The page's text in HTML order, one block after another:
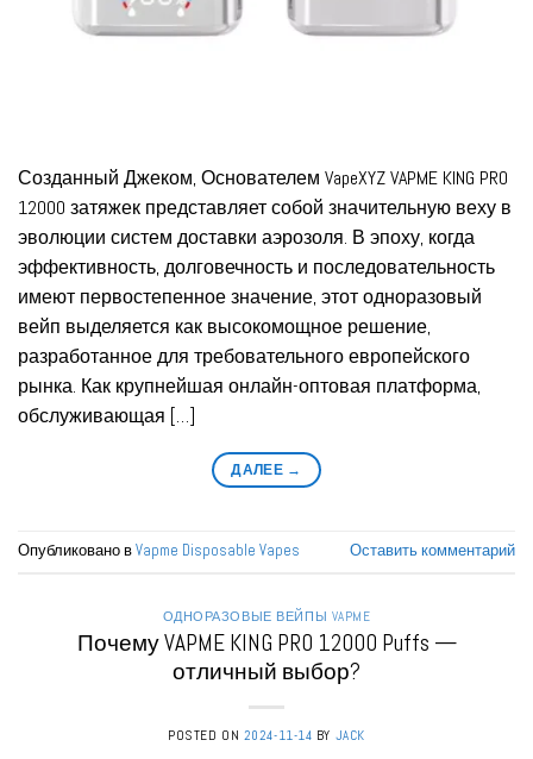
Созданный Джеком, Основателем VapeXYZ VAPME KING PRO
12000 затяжек представляет собой значительную веху в
эволюции систем доставки аэрозоля. В эпоху, когда
эффективность, долговечность и последовательность
имеют первостепенное значение, этот одноразовый
вейп выделяется как высокомощное решение,
разработанное для требовательного европейского
рынка. Как крупнейшая онлайн-оптовая платформа,
обслуживающая […]
ДАЛЕЕ →
Опубликовано вVapme Disposable Vapes Оставить комментарий
ОДНОРАЗОВЫЕ ВЕЙПЫ VAPME
Почему VAPME KING PRO 12000 Puffs —
отличный выбор?
POSTED ON 2024-11-14 BY JACK